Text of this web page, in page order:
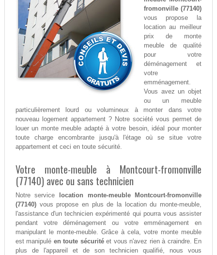
fromonville (77140)
vous propose la
location au meilleur
prix de monte
meuble de qualité
pour votre
déménagement et
votre
emménagement.
Vous avez un objet
ou un meuble
particulièrement lourd ou volumineux à monter dans votre
nouveau logement appartement ? Notre société vous permet de
louer un monte meuble adapté à votre besoin, idéal pour monter
toute charge encombrante jusqu'à l'étage où se situe votre
appartement et ceci en toute sécurité.
Votre monte-meuble à Montcourt-fromonville
(77140) avec ou sans technicien
Notre service
location monte-meuble Montcourt-fromonville
(77140)vous propose en plus de la location du monte-meuble,
l'assistance d'un technicien expérimenté qui pourra vous assister
pendant votre déménagement ou votre emménagement en
manipulant le monte-meuble. Grâce à cela, votre monte meuble
est manipulé en toute sécuritéet vous n'avez rien à craindre. En
plus de l'appareil et de son technicien qualifié, nous vous